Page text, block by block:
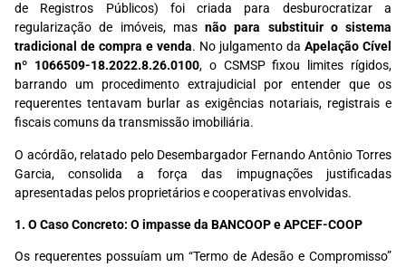
de Registros Públicos) foi criada para desburocratizar a
regularização de imóveis, mas não para substituir o sistema
tradicional de compra e venda. No julgamento da Apelação Cível
nº 1066509-18.2022.8.26.0100, o CSMSP fixou limites rígidos,
barrando um procedimento extrajudicial por entender que os
requerentes tentavam burlar as exigências notariais, registrais e
fiscais comuns da transmissão imobiliária.
O acórdão, relatado pelo Desembargador Fernando Antônio Torres
Garcia, consolida a força das impugnações justificadas
apresentadas pelos proprietários e cooperativas envolvidas.
1. O Caso Concreto: O impasse da BANCOOP e APCEF-COOP
Os requerentes possuíam um “Termo de Adesão e Compromisso”